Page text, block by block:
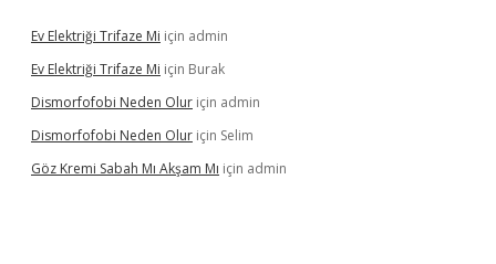
Ev Elektriği Trifaze Mi için admin
Ev Elektriği Trifaze Mi için Burak
Dismorfofobi Neden Olur için admin
Dismorfofobi Neden Olur için Selim
Göz Kremi Sabah Mı Akşam Mı için admin